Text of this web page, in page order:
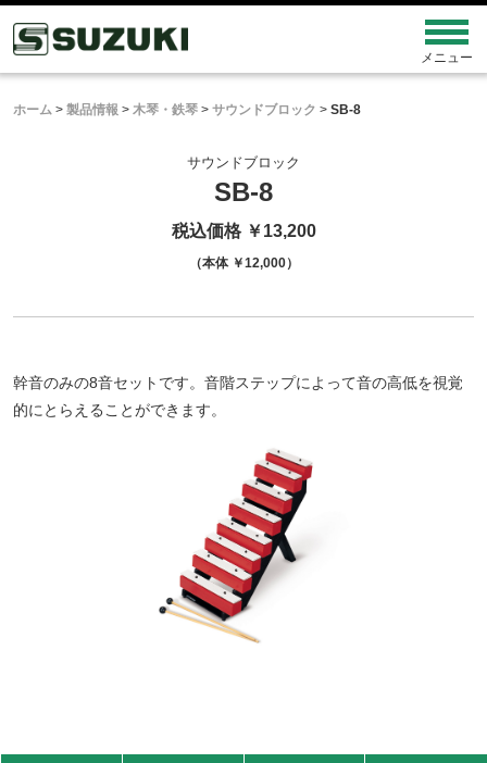
ホーム > 製品情報 > 木琴・鉄琴 > サウンドブロック > SB-8
サウンドブロック
SB-8
税込価格 ￥13,200
（本体 ￥12,000）
幹音のみの8音セットです。音階ステップによって音の高低を視覚
的にとらえることができます。